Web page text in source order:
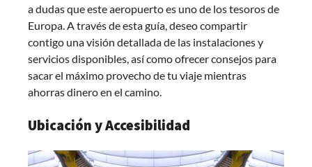
a dudas que este aeropuerto es uno de los tesoros de
Europa. A través de esta guía, deseo compartir
contigo una visión detallada de las instalaciones y
servicios disponibles, así como ofrecer consejos para
sacar el máximo provecho de tu viaje mientras
ahorras dinero en el camino.
Ubicación y Accesibilidad